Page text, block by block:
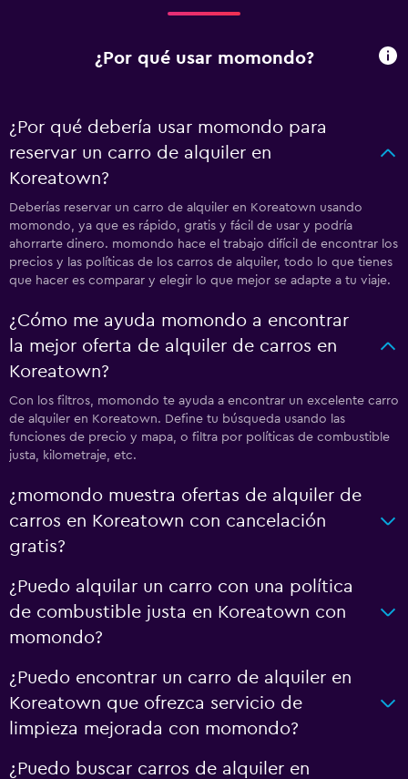
¿Por qué usar momondo?
¿Por qué debería usar momondo para
reservar un carro de alquiler en
Koreatown?
Deberías reservar un carro de alquiler en Koreatown usando
momondo, ya que es rápido, gratis y fácil de usar y podría
ahorrarte dinero. momondo hace el trabajo difícil de encontrar los
precios y las políticas de los carros de alquiler, todo lo que tienes
que hacer es comparar y elegir lo que mejor se adapte a tu viaje.
¿Cómo me ayuda momondo a encontrar
la mejor oferta de alquiler de carros en
Koreatown?
Con los filtros, momondo te ayuda a encontrar un excelente carro
de alquiler en Koreatown. Define tu búsqueda usando las
funciones de precio y mapa, o filtra por políticas de combustible
justa, kilometraje, etc.
¿momondo muestra ofertas de alquiler de
carros en Koreatown con cancelación
gratis?
¿Puedo alquilar un carro con una política
de combustible justa en Koreatown con
momondo?
¿Puedo encontrar un carro de alquiler en
Koreatown que ofrezca servicio de
limpieza mejorada con momondo?
¿Puedo buscar carros de alquiler en